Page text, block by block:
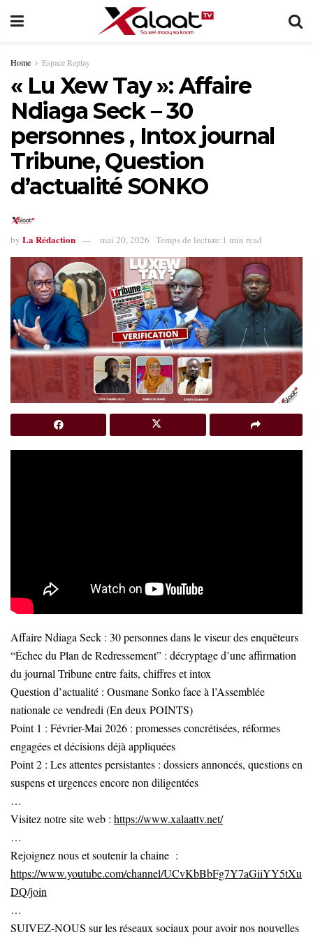
Home Espace Replay
« Lu Xew Tay »: Affaire
Ndiaga Seck – 30
personnes , Intox journal
Tribune, Question
d’actualité SONKO
by La Rédaction mai 20, 2026 Temps de lecture:1 min read
Affaire Ndiaga Seck : 30 personnes dans le viseur des enquêteurs
“Échec du Plan de Redressement” : décryptage d’une affirmation
du journal Tribune entre faits, chiffres et intox
Question d’actualité : Ousmane Sonko face à l’Assemblée
nationale ce vendredi (En deux POINTS)
Point 1 : Février-Mai 2026 : promesses concrétisées, réformes
engagées et décisions déjà appliquées
Point 2 : Les attentes persistantes : dossiers annoncés, questions en
suspens et urgences encore non diligentées
…
Visitez notre site web : https://www.xalaattv.net/
…
Rejoignez nous et soutenir la chaine :
https://www.youtube.com/channel/UCvKbBbFg7Y7aGiiYY5tXu
DQ/join
…
SUIVEZ-NOUS sur les réseaux sociaux pour avoir nos nouvelles